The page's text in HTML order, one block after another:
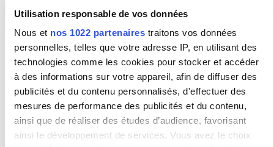
Utilisation responsable de vos données
Nous et nos 1022 partenaires traitons vos données
personnelles, telles que votre adresse IP, en utilisant des
technologies comme les cookies pour stocker et accéder
à des informations sur votre appareil, afin de diffuser des
publicités et du contenu personnalisés, d'effectuer des
mesures de performance des publicités et du contenu,
ainsi que de réaliser des études d’audience, favorisant
ainsi le développement de services. Vous avez le choix
Des activités organisées en présentiel et en
ligne
Tout au long de l'année universitaire, le Bureau d'aide à la
réussite propose des activités autour de l'organisation de votre
travailet dudéveloppement personnel. L'objectif est devous
aider à mieux travailler et à développer votre potentiel.
Des sujets tels que laconfiance en soi, lagestion du stress
motivationet lapréparation mentale aux examensseront
traités sous des formats variés :
ateliers
ligne, webinaires,conférences,vidéos.
Ces activités vont permettront d'explorer ces thématiques